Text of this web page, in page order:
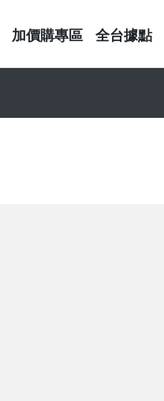
加價購專區 全台據點